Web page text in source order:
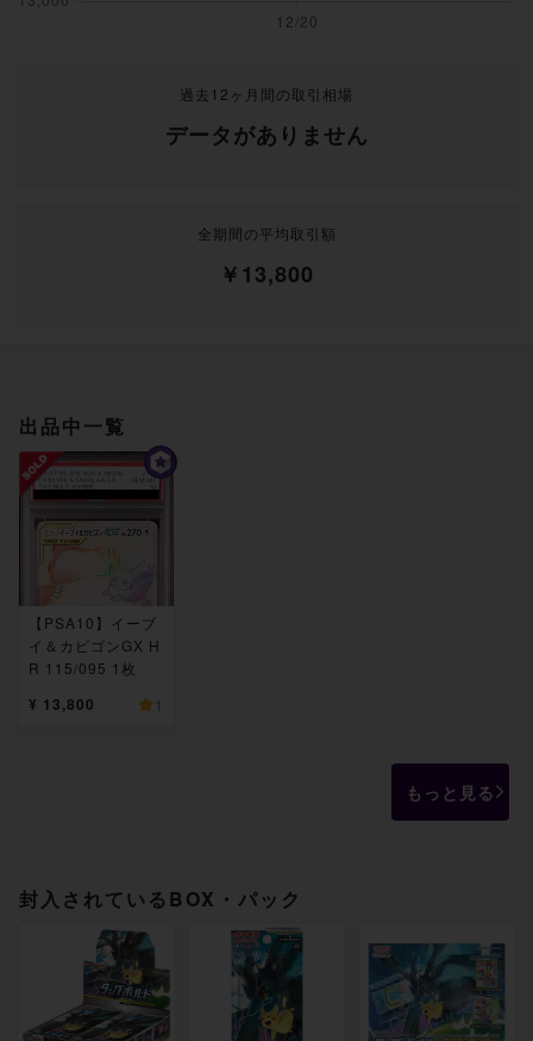
過去12ヶ月間の取引相場
データがありません
全期間の平均取引額
￥13,800
出品中一覧
【PSA10】イーブ
イ＆カビゴンGX H
R 115/095 1枚
¥ 13,800 1
もっと見る
封入されているBOX・パック